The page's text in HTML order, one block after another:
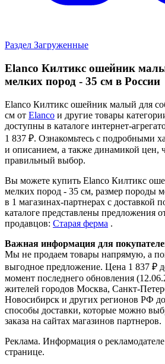
Раздел Загруженные
Elanco Килтикс ошейник
мелких пород - 35 см в России
Elanco Килтикс ошейник малый для
см от Elanco и другие товары
доступны в каталоге интернет-
1 837 ₽. Ознакомьтесь с подробными
и описанием, а также динамикой цен,
правильный выбор.
Вы можете купить Elanco Килтикс
мелких пород - 35 см, размер породы
в 1 магазинах-партнерах с доставкой
каталоге представлены предложения
продавцов: Старая ферма .
Важная информация для
Мы не продаем товары напрямую, а
выгодное предложение. Цена 1 837 ₽
момент последнего обновления
жителей городов Москва, Санкт-
Новосибирск и других регионов РФ
способы доставки, которые можно
заказа на сайтах магазинов партнеров.
Реклама. Информация о
странице.